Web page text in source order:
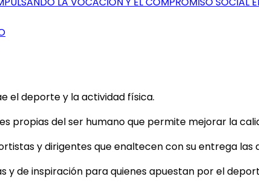
el deporte y la actividad física.
propias del ser humano que permite mejorar la
y dirigentes que enaltecen con su entrega las
y de inspiración para quienes apuestan por el